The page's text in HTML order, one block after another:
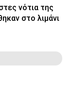
νότια της
στο λιμάνι